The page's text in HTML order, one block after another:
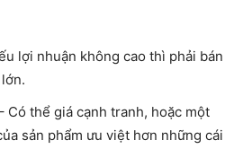
lợi nhuận không cao thì phải bán
Có thể giá cạnh tranh, hoặc một
sản phẩm ưu việt hơn những cái